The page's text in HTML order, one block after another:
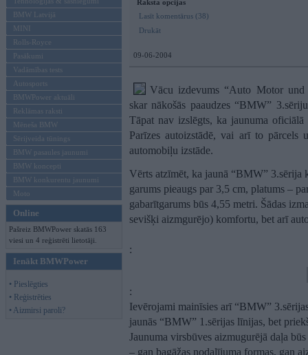
BMW Latvijā
MINI
Rolls-Royce
Pasākumi
Vadāmības tests
Autosports
BMWPower aktuāli
Reklāmas raksti
Mēneša BMW
Sērijveida tūnings
BMW pasaules jaunumi
BMW koncepti
BMW konkurentu jaunumi
Moto
Online
Pašreiz BMWPower skatās 163
viesi un 4 reģistrēti lietotāji.
Ienākt BMWPower
• Pieslēgties
• Reģistrēties
• Aizmirsi paroli?
Raksta opcijas
Lasīt komentārus (38)
Drukāt
09-06-2004
Vācu izdevums “Auto Motor
skar nākošās paaudzes “BMW”
Tāpat nav izslēgts, ka jaunuma
Parīzes autoizstādē, vai arī to pārcels
automobiļu izstāde.
Vērts atzīmēt, ka jaunā “BMW” 3.sērija
garums pieaugs par 3,5 cm, platums –
gabarītgarums būs 4,55 metri. Šādas
sevišķi aizmgurējo) komfortu, bet arī
:
:
Ievērojami mainīsies arī “BMW”
jaunās “BMW” 1.sērijas līnijas, bet
Jaunuma virsbūves aizmugurējā daļa
– gan bagāžas nodalījuma formas, gan